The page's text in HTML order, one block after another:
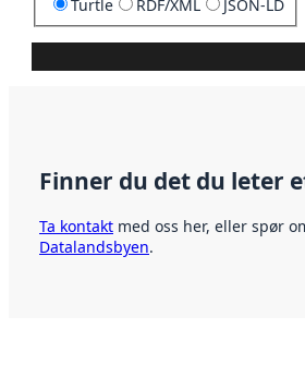
Turtle RDF/XML JSON-LD
Finner du det du leter
Ta kontakt med oss her, eller spør
Datalandsbyen.